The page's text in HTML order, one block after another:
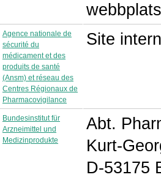
Agence nationale de
sécurité du
médicament et des
produits de santé
(Ansm) et réseau des
Centres Régionaux de
Pharmacovigilance
Site
Bundesinstitut für
Arzneimittel und
Medizinprodukte
Abt.
Kurt-
D-53175